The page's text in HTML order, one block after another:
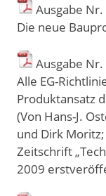
Ausgabe
Die neue
Ausgabe
Alle EG-
Produktansatz
(Von Hans-J.
und Dirk
Zeitschrift
2009